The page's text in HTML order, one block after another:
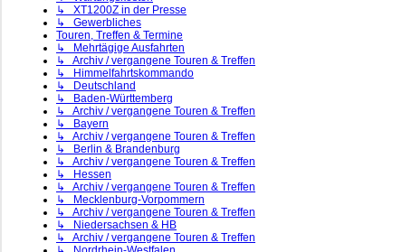
↳ XT1200Z in der Presse
↳ Gewerbliches
Touren, Treffen & Termine
↳ Mehrtägige Ausfahrten
↳ Archiv / vergangene Touren & Treffen
↳ Himmelfahrtskommando
↳ Deutschland
↳ Baden-Württemberg
↳ Archiv / vergangene Touren & Treffen
↳ Bayern
↳ Archiv / vergangene Touren & Treffen
↳ Berlin & Brandenburg
↳ Archiv / vergangene Touren & Treffen
↳ Hessen
↳ Archiv / vergangene Touren & Treffen
↳ Mecklenburg-Vorpommern
↳ Archiv / vergangene Touren & Treffen
↳ Niedersachsen & HB
↳ Archiv / vergangene Touren & Treffen